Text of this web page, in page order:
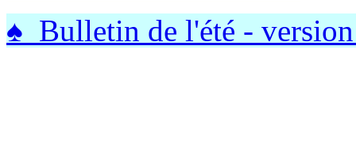
♠ Bulletin de l'été -